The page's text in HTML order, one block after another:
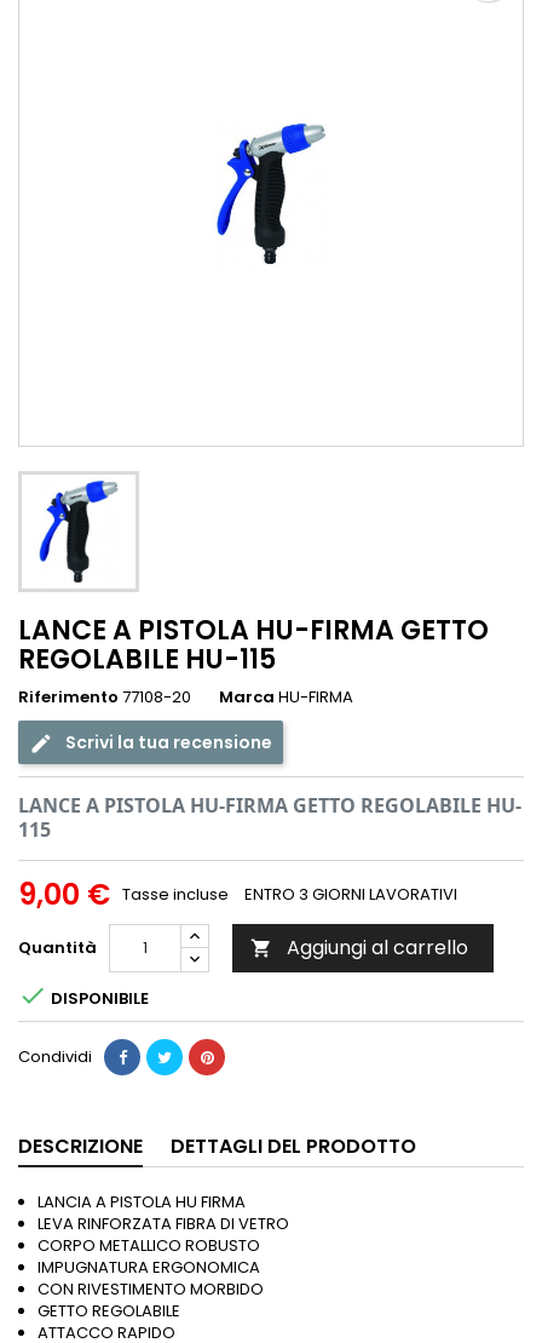
LANCE A PISTOLA HU-FIRMA GETTO
REGOLABILE HU-115
Riferimento 77108-20 Marca HU-FIRMA
Scrivi la tua recensione
LANCE A PISTOLA HU-FIRMA GETTO REGOLABILE HU-
115
9,00 € Tasse incluse ENTRO 3 GIORNI LAVORATIVI
Quantità  Aggiungi al carrello
 DISPONIBILE
Condividi
DESCRIZIONE DETTAGLI DEL PRODOTTO
LANCIA A PISTOLA HU FIRMA
LEVA RINFORZATA FIBRA DI VETRO
CORPO METALLICO ROBUSTO
IMPUGNATURA ERGONOMICA
CON RIVESTIMENTO MORBIDO
GETTO REGOLABILE
ATTACCO RAPIDO